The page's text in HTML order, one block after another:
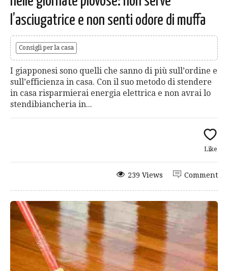
l’asciugatrice e non senti odore di muffa
Consigli per la casa
I giapponesi sono quelli che sanno di più sull’ordine e
sull’efficienza in casa. Con il suo metodo di stendere
in casa risparmierai energia elettrica e non avrai lo
stendibiancheria in...
Like
Comment
239 Views